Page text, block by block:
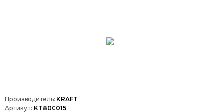
Производитель: KRAFT
Артикул: KT800015